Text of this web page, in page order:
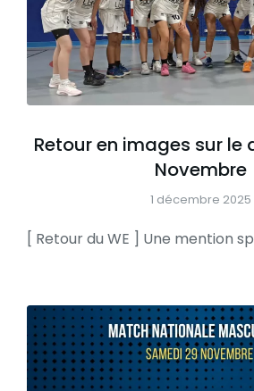
Retour en images sur le
Novembre
1 décembre 2025